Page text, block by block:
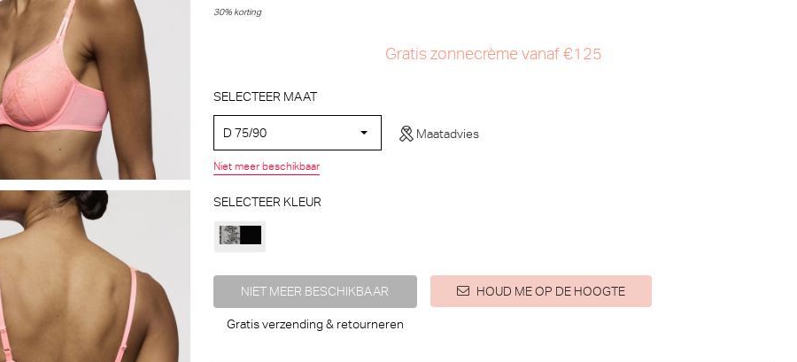
30% korting
Gratis zonnecrème vanaf €125
SELECTEER MAAT
D 75/90 Maatadvies
Niet meer beschikbaar
SELECTEER KLEUR
NIET MEER BESCHIKBAAR HOUD ME OP DE HOOGTE
Gratis verzending & retourneren